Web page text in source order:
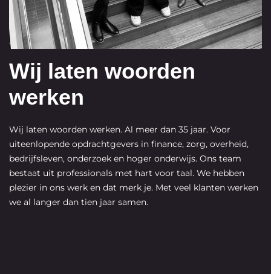
Wij laten woorden
werken
Wij laten woorden werken. Al meer dan 35 jaar. Voor
uiteenlopende opdrachtgevers in finance, zorg, overheid,
bedrijfsleven, onderzoek en hoger onderwijs. Ons team
bestaat uit professionals met hart voor taal. We hebben
plezier in ons werk en dat merk je. Met veel klanten werken
we al langer dan tien jaar samen.